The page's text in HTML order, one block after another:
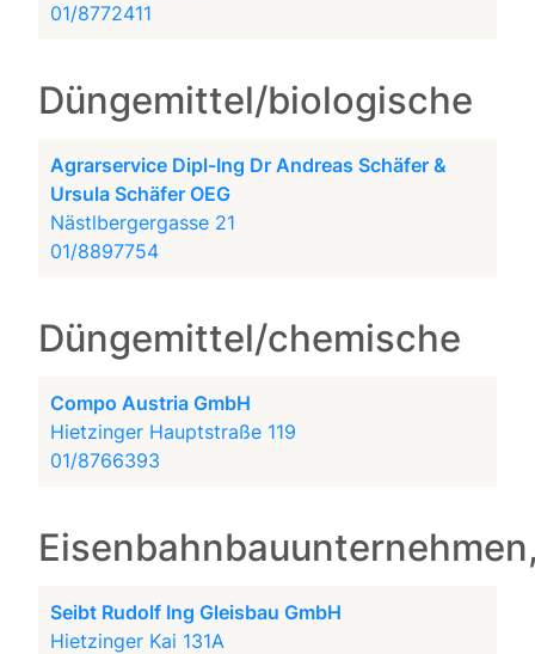
01/8772411
Düngemittel/biologische
Agrarservice Dipl-Ing Dr Andreas Schäfer &
Ursula Schäfer OEG
Nästlbergergasse 21
01/8897754
Düngemittel/chemische
Compo Austria GmbH
Hietzinger Hauptstraße 119
01/8766393
Seibt Rudolf Ing Gleisbau GmbH
Hietzinger Kai 131A